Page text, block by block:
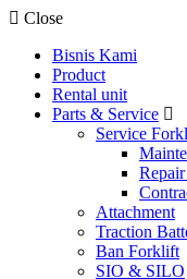
Close
Bisnis Kami
Product
Rental unit
Parts & Service
Service
Attachment
Traction
Ban Forklift
SIO & SILO